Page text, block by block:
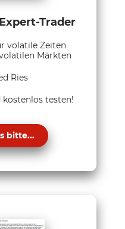
Trader
volatile Zeiten
Märkten
Ries
testen!
bitte...